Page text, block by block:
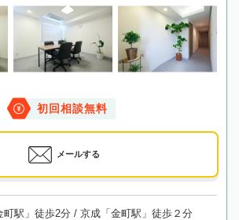
初回相談無料
メールする
町駅」徒歩2分 / 京成「金町駅」徒歩２分